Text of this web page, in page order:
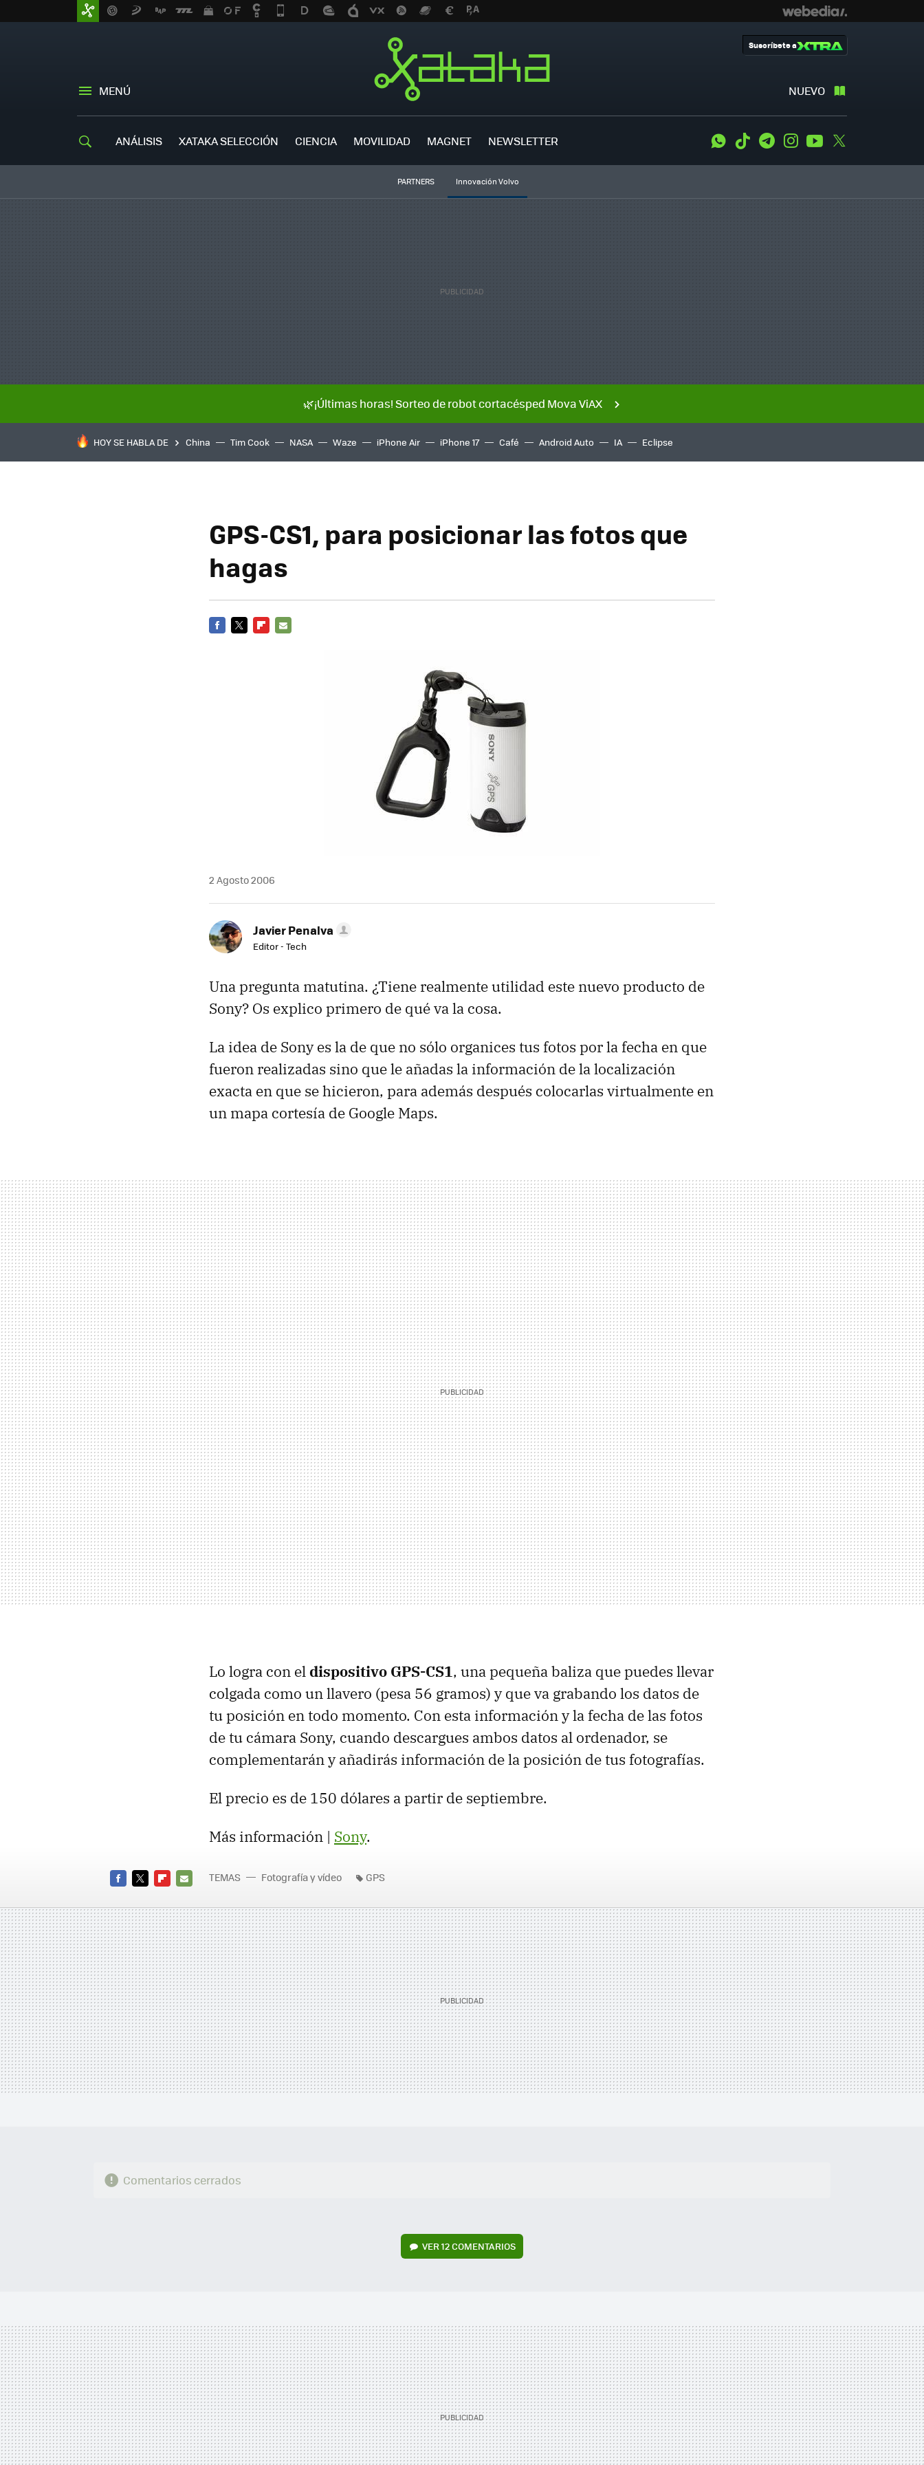
MENÚ NUEVO
Suscríbete a
ANÁLISIS XATAKA SELECCIÓN CIENCIA MOVILIDAD MAGNET NEWSLETTER WhatsApp
Tiktok TelegramInstagramYoutube
PARTNERS Innovación Volvo
🌿¡Últimas horas! Sorteo de robot cortacésped Mova ViAX
HOY SE HABLA DE China Tim Cook NASA Waze iPhone Air iPhone 17 Café Android Auto IA Eclipse
GPS-CS1, para posicionar las fotos que
hagas
2 Agosto 2006
Javier Penalva
Editor - Tech
Una pregunta matutina. ¿Tiene realmente utilidad este nuevo producto de
Sony? Os explico primero de qué va la cosa.
La idea de Sony es la de que no sólo organices tus fotos por la fecha en que
fueron realizadas sino que le añadas la información de la localización
exacta en que se hicieron, para además después colocarlas virtualmente en
un mapa cortesía de Google Maps.
Lo logra con eldispositivo GPS-CS1, una pequeña baliza que puedes llevar
colgada como un llavero (pesa 56 gramos) y que va grabando los datos de
tu posición en todo momento. Con esta información y la fecha de las fotos
de tu cámara Sony, cuando descargues ambos datos al ordenador, se
complementarán y añadirás información de la posición de tus fotografías.
El precio es de 150 dólares a partir de septiembre.
Más información | Sony.
MAIL
TEMAS Fotografía y vídeo GPS
Comentarios cerrados
VER12 COMENTARIOS